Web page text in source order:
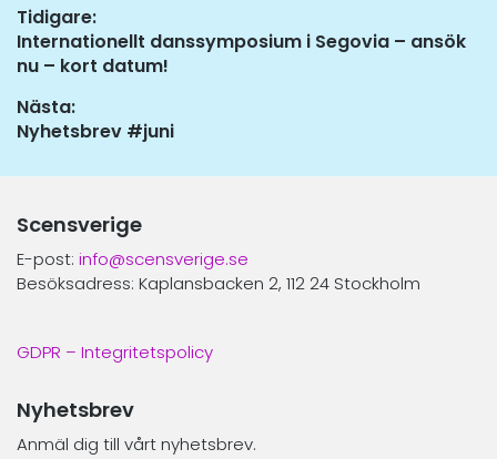
Inläggsnavigering
Tidigare:
Tidigare
inlägg:
Internationellt danssymposium i Segovia – ansök
nu – kort datum!
Nästa:
Nästa
Nyhetsbrev #juni
Scensverige
E-post: info@scensverige.se
Besöksadress: Kaplansbacken 2, 112 24 Stockholm
GDPR – Integritetspolicy
Nyhetsbrev
Anmäl dig till vårt nyhetsbrev.